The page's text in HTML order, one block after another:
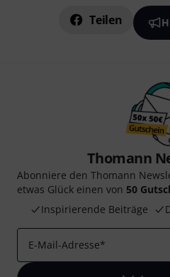
Teilen
Thomann
Abonniere den Thomann
etwas Glück einen von 50
Inspirierende Beiträge
E-Mail-Adresse*